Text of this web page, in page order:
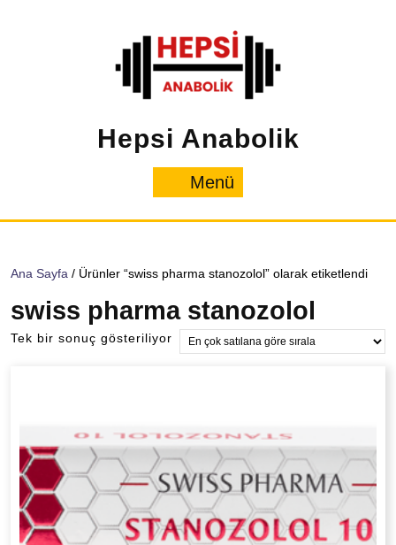
Hepsi Anabolik
Menü
Ana Sayfa / Ürünler “swiss pharma stanozolol” olarak etiketlendi
swiss pharma stanozolol
Tek bir sonuç gösteriliyor